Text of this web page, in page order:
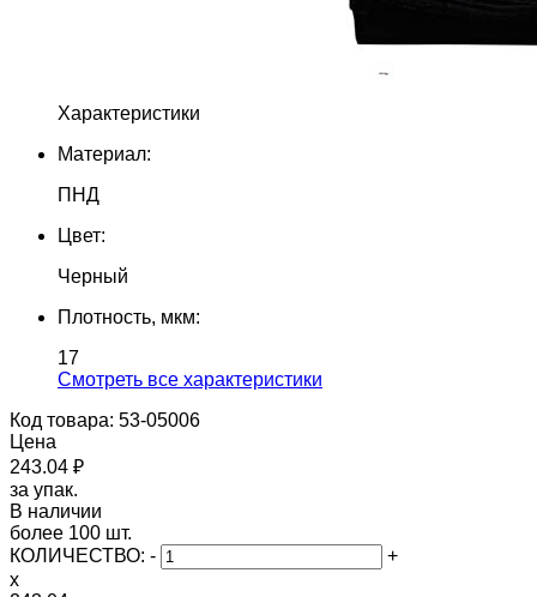
Характеристики
Материал:
ПНД
Цвет:
Черный
Плотность, мкм:
17
Cмотреть все характеристики
Код товара: 53-05006
Цена
243.04 ₽
за упак.
В наличии
более 100 шт.
КОЛИЧЕСТВО: -
+
x